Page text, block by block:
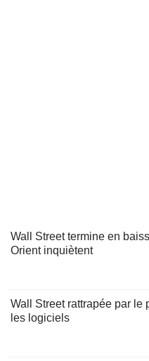
Wall Street termine en
Orient inquiètent
Wall Street rattrapée par le
les logiciels